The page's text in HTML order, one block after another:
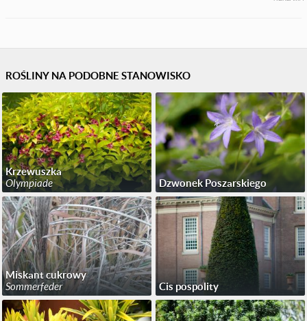
ROŚLINY NA PODOBNE STANOWISKO
Krzewuszka
Olympiade
Dzwonek Poszarskiego
Miskant cukrowy
Sommerfeder
Cis pospolity